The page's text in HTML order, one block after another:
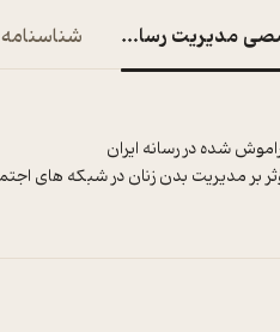
مدیریت رسانه شماره 42شناسنامه